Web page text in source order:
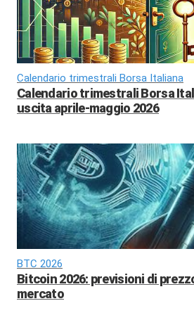
Calendario trimestrali Borsa Italiana
Calendario trimestrali Borsa
uscita aprile-maggio 2026
BTC 2026
Bitcoin 2026: previsioni di
mercato